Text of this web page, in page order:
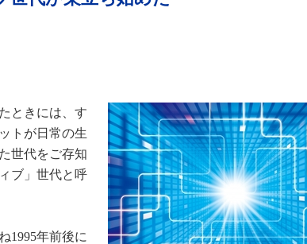
ときには、す
トが日常の生
世代をご存知
ブ」世代と呼
1995年前後に